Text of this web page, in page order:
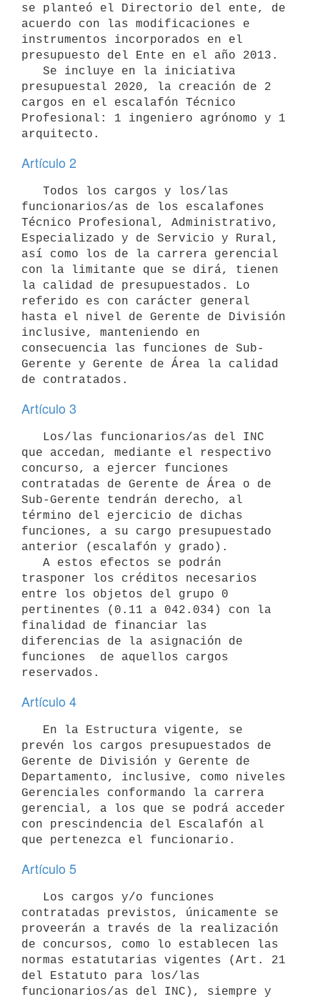
se planteó el Directorio del ente, de
acuerdo con las modificaciones e
instrumentos incorporados en el
presupuesto del Ente en el año 2013.
presupuestal 2020, la creación de 2
cargos en el escalafón Técnico
Profesional: 1 ingeniero agrónomo y 1
Artículo 2
funcionarios/as de los escalafones
Técnico Profesional, Administrativo,
Especializado y de Servicio y Rural,
así como los de la carrera gerencial
con la limitante que se dirá, tienen
la calidad de presupuestados. Lo
referido es con carácter general
hasta el nivel de Gerente de División
inclusive, manteniendo en
consecuencia las funciones de Sub-
Gerente y Gerente de Área la calidad
Artículo 3
que accedan, mediante el respectivo
concurso, a ejercer funciones
contratadas de Gerente de Área o de
Sub-Gerente tendrán derecho, al
término del ejercicio de dichas
funciones, a su cargo presupuestado
anterior (escalafón y grado).
trasponer los créditos necesarios
entre los objetos del grupo 0
pertinentes (0.11 a 042.034) con la
finalidad de financiar las
diferencias de la asignación de
funciones  de aquellos cargos
Artículo 4
prevén los cargos presupuestados de
Gerente de División y Gerente de
Departamento, inclusive, como niveles
Gerenciales conformando la carrera
gerencial, a los que se podrá acceder
con prescindencia del Escalafón al
Artículo 5
contratadas previstos, únicamente se
proveerán a través de la realización
de concursos, como lo establecen las
normas estatutarias vigentes (Art. 21
del Estatuto para los/las
funcionarios/as del INC), siempre y